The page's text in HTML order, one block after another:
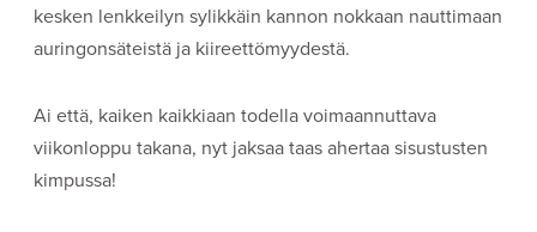
kesken lenkkeilyn sylikkäin kannon nokkaan nauttimaan
auringonsäteistä ja kiireettömyydestä.
Ai että, kaiken kaikkiaan todella voimaannuttava
viikonloppu takana, nyt jaksaa taas ahertaa sisustusten
kimpussa!